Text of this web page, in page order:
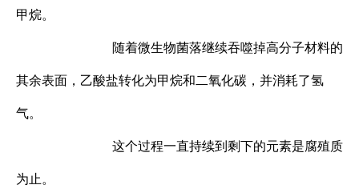
甲烷。
随着微生物菌落继续吞噬掉高分子材料的
其余表面，乙酸盐转化为甲烷和二氧化碳，并消耗了氢
气。
这个过程一直持续到剩下的元素是腐殖质
为止。